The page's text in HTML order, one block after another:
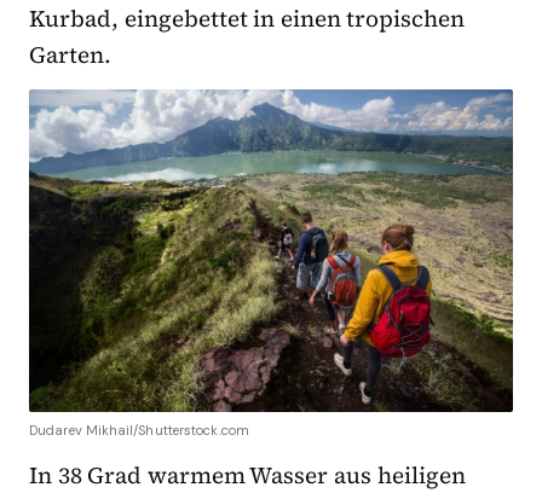
Kurbad, eingebettet in einen tropischen
Garten.
Dudarev Mikhail/Shutterstock.com
In 38 Grad warmem Wasser aus heiligen